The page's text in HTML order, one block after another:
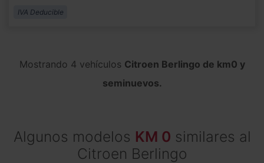
IVA Deducible
Mostrando 4 vehículos Citroen Berlingo de km0 y
seminuevos.
Algunos modelos KM 0 similares al
Citroen Berlingo